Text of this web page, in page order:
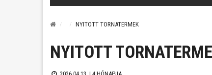
NYITOTT TORNATERMEK
NYITOTT